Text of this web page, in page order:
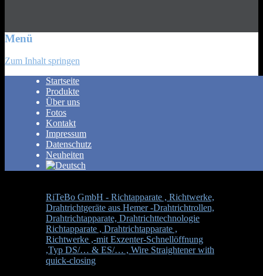
Menü
Zum Inhalt springen
Startseite
Produkte
Über uns
Fotos
Kontakt
Impressum
Datenschutz
Neuheiten
RiTeBo GmbH - Richtapparate , Richtwerke,
Drahtrichtgeräte aus Hemer -Drahtrichtrollen,
Drahtrichtapparate, Drahtrichttechnologie
Richtapparate , Drahtrichtapparate ,
Richtwerke ,-mit Exzenter-Schnellöffnung
,Typ DS/… & ES/… , Wire Straightener with
quick-closing